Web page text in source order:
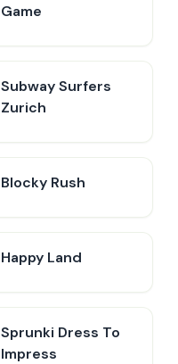
Game
Subway Surfers
Zurich
Blocky Rush
Happy Land
Sprunki Dress To
Impress